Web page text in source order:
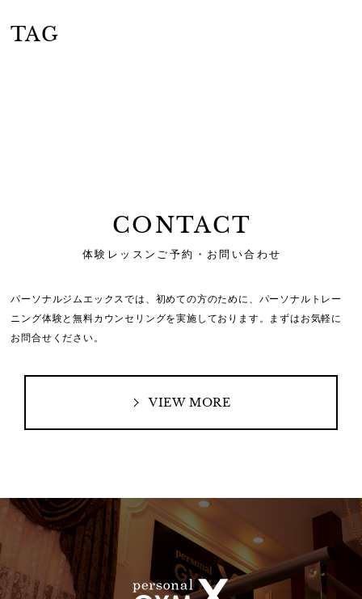
TAG
CONTACT
体験レッスンご予約・お問い合わせ
パーソナルジムエックスでは、初めての方のために、 パーソナルトレー
ニング体験と無料カウンセリングを実施しております。
まずはお気軽に
お問合せください。
VIEW MORE